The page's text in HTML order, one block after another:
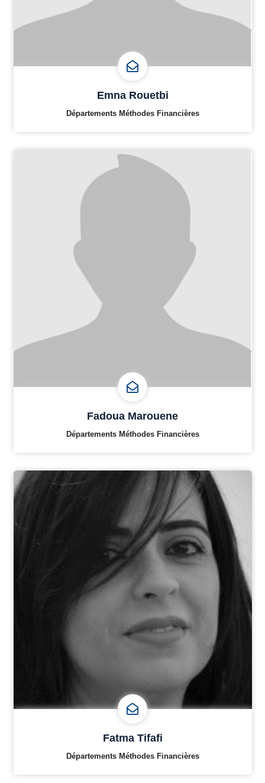
Emna Rouetbi
Départements Méthodes Financières
Fadoua Marouene
Départements Méthodes Financières
Fatma Tifafi
Départements Méthodes Financières